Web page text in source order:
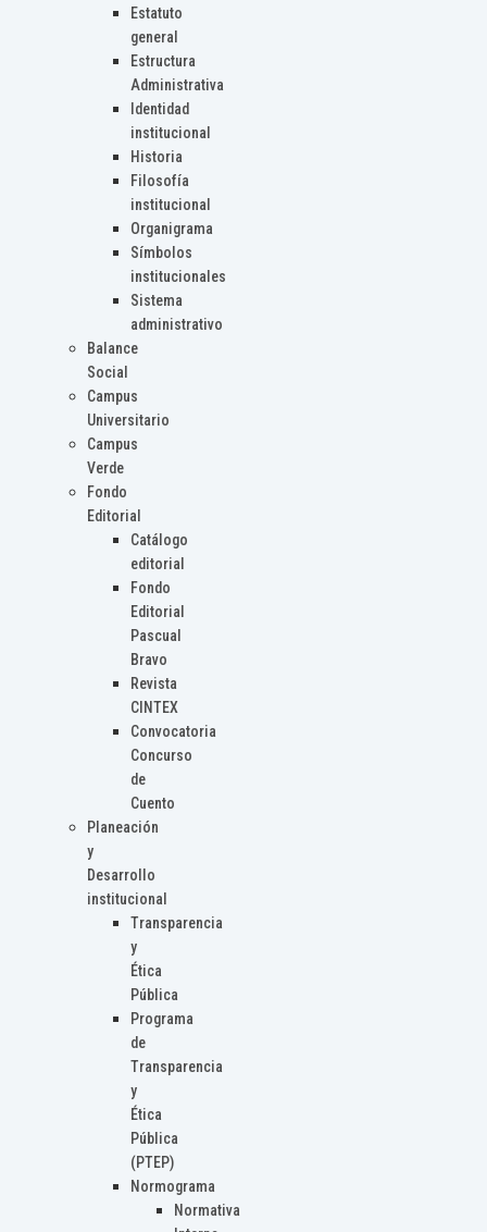
Estatuto
general
Estructura
Administrativa
Identidad
institucional
Historia
Filosofía
institucional
Organigrama
Símbolos
institucionales
Sistema
administrativo
Balance
Social
Campus
Universitario
Campus
Verde
Fondo
Editorial
Catálogo
editorial
Fondo
Editorial
Pascual
Bravo
Revista
CINTEX
Convocatoria
Concurso
de
Cuento
Planeación
y
Desarrollo
institucional
Transparencia
y
Ética
Pública
Programa
de
Transparencia
y
Ética
Pública
(PTEP)
Normograma
Normativa